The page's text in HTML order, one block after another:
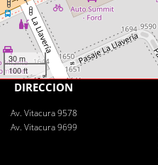
30 m
100 ft
DIRECCIÓN
Av. Vitacura 9578
Av. Vitacura 9699